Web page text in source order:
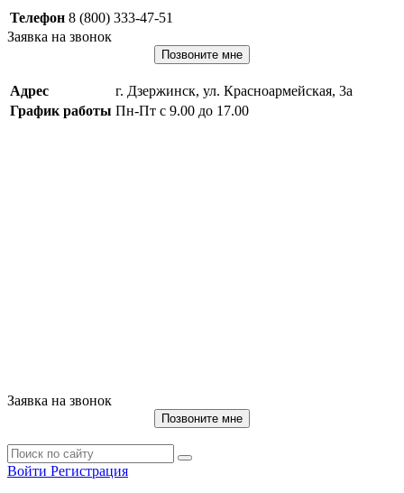
Телефон 8 (800) 333-47-51
Заявка на звонок
Позвоните мне
Адрес
г. Дзержинск, ул. Красноармейская, 3а
График работы Пн-Пт с 9.00 до 17.00
Заявка на звонок
Позвоните мне
Войти Регистрация